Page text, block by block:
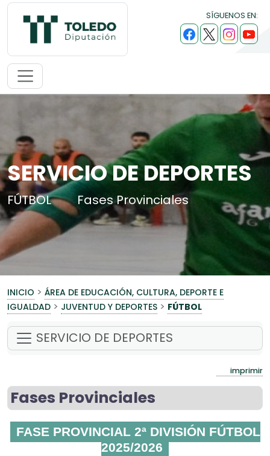
SÍGUENOS EN:
SERVICIO DE DEPORTES
FÚTBOL Fases Provinciales
INICIO > ÁREA DE EDUCACIÓN, CULTURA, DEPORTE E
IGUALDAD > JUVENTUD Y DEPORTES > FÚTBOL
SERVICIO DE DEPORTES
imprimir
Fases Provinciales
FASE PROVINCIAL 2ª DIVISIÓN FÚTBOL
2025/2026